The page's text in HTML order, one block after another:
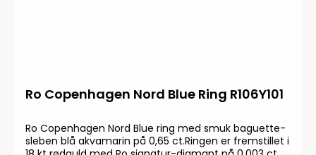
Ro Copenhagen Nord Blue Ring R106Y101
Ro Copenhagen Nord Blue ring med smuk baguette-
sleben blå akvamarin på 0,65 ct.Ringen er fremstillet i